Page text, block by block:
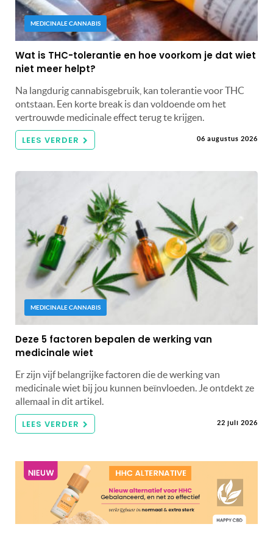
MEDICINALE CANNABIS
Wat is THC-tolerantie en hoe voorkom je dat wiet
niet meer helpt?
Na langdurig cannabisgebruik, kan tolerantie voor THC
ontstaan. Een korte break is dan voldoende om het
vertrouwde medicinale effect terug te krijgen.
LEES VERDER 06 augustus 2026
MEDICINALE CANNABIS
Deze 5 factoren bepalen de werking van
medicinale wiet
Er zijn vijf belangrijke factoren die de werking van
medicinale wiet bij jou kunnen beïnvloeden. Je ontdekt ze
allemaal in dit artikel.
LEES VERDER 22 juli 2026